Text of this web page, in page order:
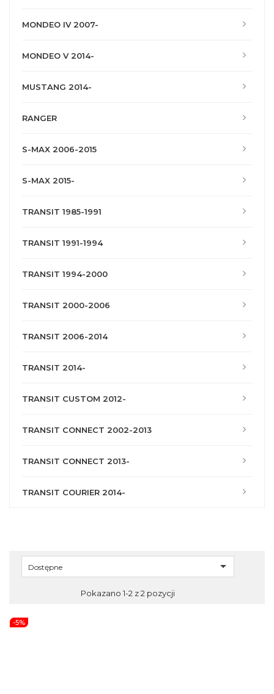
MONDEO IV 2007-
MONDEO V 2014-
MUSTANG 2014-
RANGER
S-MAX 2006-2015
S-MAX 2015-
TRANSIT 1985-1991
TRANSIT 1991-1994
TRANSIT 1994-2000
TRANSIT 2000-2006
TRANSIT 2006-2014
TRANSIT 2014-
TRANSIT CUSTOM 2012-
TRANSIT CONNECT 2002-2013
TRANSIT CONNECT 2013-
TRANSIT COURIER 2014-
Dostępne 
Pokazano 1-2 z 2 pozycji
-5%